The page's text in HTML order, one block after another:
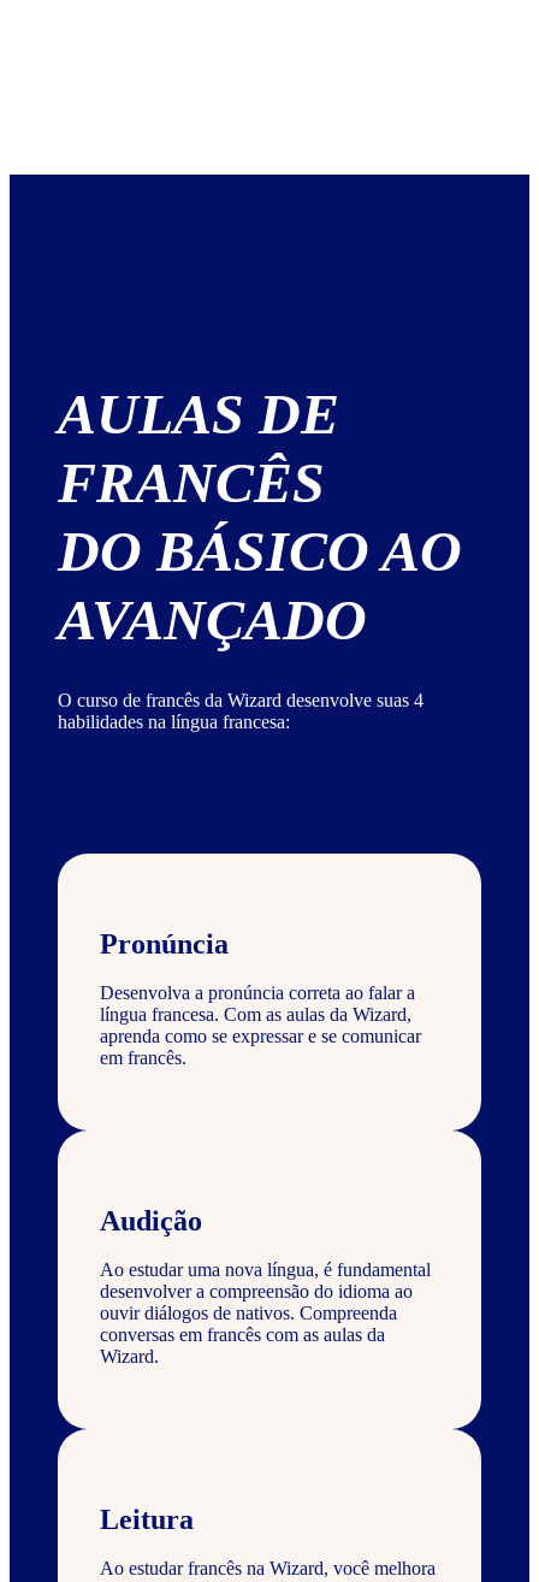
AULAS DE
FRANCÊS
DO BÁSICO AO
AVANÇADO
O curso de francês da Wizard desenvolve suas 4
habilidades na língua francesa:
Pronúncia
Desenvolva a pronúncia correta ao falar a
língua francesa. Com as aulas da Wizard,
aprenda como se expressar e se comunicar
em francês.
Audição
Ao estudar uma nova língua, é fundamental
desenvolver a compreensão do idioma ao
ouvir diálogos de nativos. Compreenda
conversas em francês com as aulas da
Wizard.
Leitura
Ao estudar francês na Wizard, você melhora